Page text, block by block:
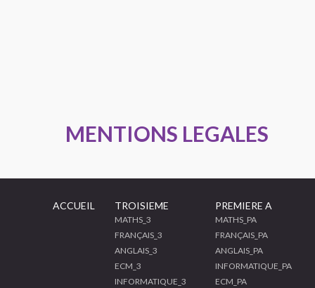
MENTIONS LEGALES
ACCUEIL TROISIEME
MATHS_3
FRANÇAIS_3
ANGLAIS_3
ECM_3
INFORMATIQUE_3
PREMIERE A
MATHS_PA
FRANÇAIS_PA
ANGLAIS_PA
INFORMATIQUE_PA
ECM_PA